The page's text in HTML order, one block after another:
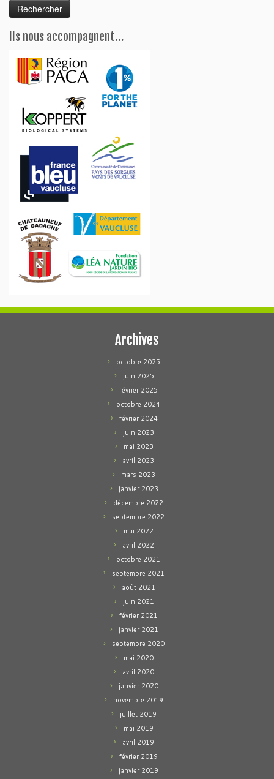
Ils nous accompagnent…
Archives
octobre 2025
juin 2025
février 2025
octobre 2024
février 2024
juin 2023
mai 2023
avril 2023
mars 2023
janvier 2023
décembre 2022
septembre 2022
mai 2022
avril 2022
octobre 2021
septembre 2021
août 2021
juin 2021
février 2021
janvier 2021
septembre 2020
mai 2020
avril 2020
janvier 2020
novembre 2019
juillet 2019
mai 2019
avril 2019
février 2019
janvier 2019